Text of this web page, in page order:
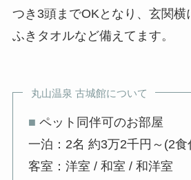
つき3頭までOKとなり、玄関横
ふきタオルなど備えてます。
丸山温泉 古城館について
■ ペット同伴可のお部屋
一泊：2名 約3万2千円～(2食
客室：洋室 / 和室 / 和洋室